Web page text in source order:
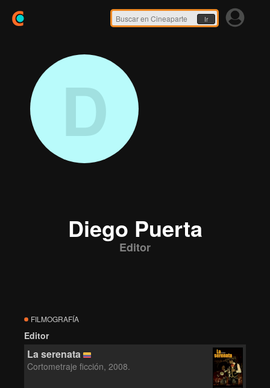
Ir
D
Diego Puerta
Editor
FILMOGRAFÍA
Editor
La serenata
Cortometraje ficción, 2008.